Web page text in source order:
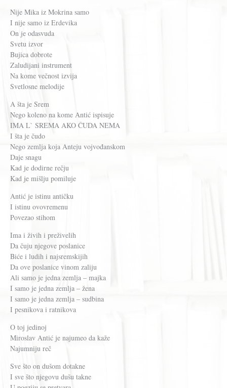
Nije Mika iz Mokrina samo
I nije samo iz Erdevika
On je odasvuda
Svetu izvor
Bujica dobrote
Zaludijani instrument
Na kome večnost izvija
Svetlosne melodije
A šta je Srem
Nego koleno na kome Antić ispisuje
IMA L` SREMA AKO ČUDA NEMA
I šta je čudo
Nego zemlja koja Anteju vojvođanskom
Daje snagu
Kad je dodirne rečju
Kad je mišlju pomiluje
Antić je istinu antičku
I istinu ovovremenu
Povezao stihom
Ima i živih i preživelih
Da čuju njegove poslanice
Biće i ludih i najsremskijih
Da ove poslanice vinom zaliju
Ali samo je jedna zemlja – majka
I samo je jedna zemlja – žena
I samo je jedna zemlja – sudbina
I pesnikova i ratnikova
O toj jedinoj
Miroslav Antić je najumeo da kaže
Najumniju reč
Sve što on dušom dotakne
I sve što njegovu dušu takne